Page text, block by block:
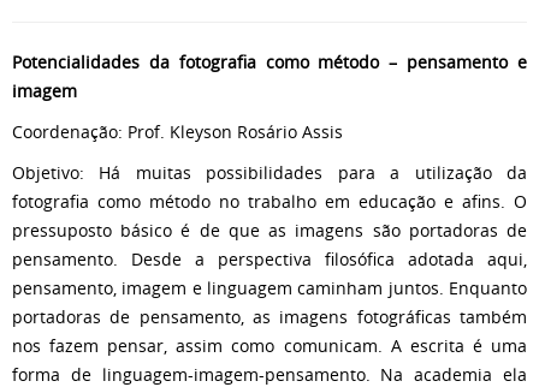
Potencialidades da fotografia como método – pensamento e
imagem
Coordenação: Prof. Kleyson Rosário Assis
Objetivo: Há muitas possibilidades para a utilização da
fotografia como método no trabalho em educação e afins. O
pressuposto básico é de que as imagens são portadoras de
pensamento. Desde a perspectiva filosófica adotada aqui,
pensamento, imagem e linguagem caminham juntos. Enquanto
portadoras de pensamento, as imagens fotográficas também
nos fazem pensar, assim como comunicam. A escrita é uma
forma de linguagem-imagem-pensamento. Na academia ela